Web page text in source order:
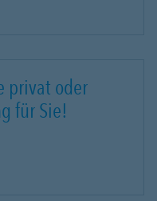
Tab
privat oder
für Sie!
Tab